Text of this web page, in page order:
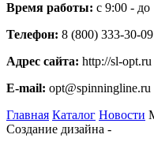
Время работы: с 9:00 -
Телефон: 8 (800) 333-30-09
Адрес сайта: http://sl-opt.ru
E-mail: opt@spinningline.ru
Главная Каталог Новости
Создание дизайна -